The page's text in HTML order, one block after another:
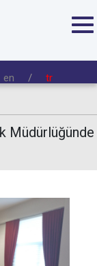
en / tr
Müdürlüğünde